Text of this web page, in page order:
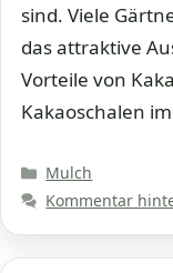
sind. Viele
das attraktive
Vorteile von
Kakaoschalen
Kategorien
Mulch
Kommentar